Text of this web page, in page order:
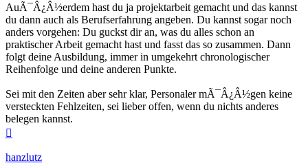
AuÃ¯Â¿Â½erdem hast du ja projektarbeit gemacht und das kannst
du dann auch als Berufserfahrung angeben. Du kannst sogar noch
anders vorgehen: Du guckst dir an, was du alles schon an
praktischer Arbeit gemacht hast und fasst das so zusammen. Dann
folgt deine Ausbildung, immer in umgekehrt chronologischer
Reihenfolge und deine anderen Punkte.
Sei mit den Zeiten aber sehr klar, Personaler mÃ¯Â¿Â½gen keine
versteckten Fehlzeiten, sei lieber offen, wenn du nichts anderes
belegen kannst.
hanzlutz